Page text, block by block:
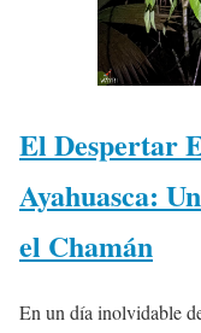
El Despertar
Ayahuasca:
el Chamán
En un día inolvidable